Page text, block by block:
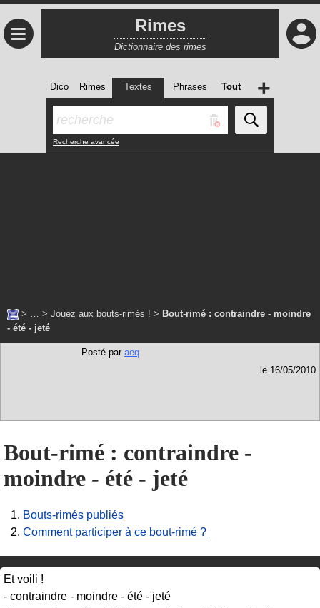
≡ Rimes
Dictionnaire des rimes
Dico Rimes Textes Phrases Tout
Recherche avancée
+
> … > Jouez aux bouts-rimés ! > Bout-rimé : contraindre - moindre
- été - jeté
Posté par aeq
le 16/05/2010
Bout-rimé : contraindre -
moindre - été - jeté
1. Bouts-rimés publiés
2. Comment participer à ce bout-rimé ?
Et voili !
- contraindre - moindre - été - jeté